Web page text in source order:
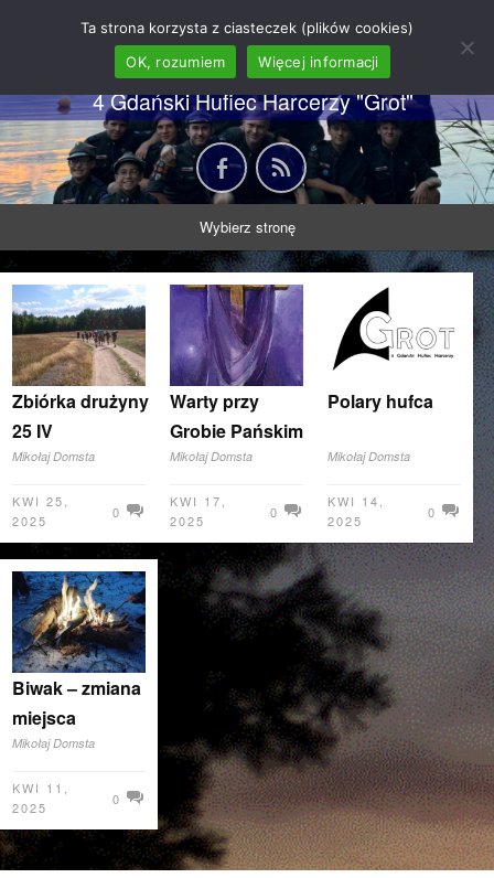
62 GDH "Orkan" im. gen.
Stanisława Sosabowskiego
4 Gdański Hufiec Harcerzy "Grot"
Wybierz stronę
Zbiórka drużyny
25 IV
Mikołaj Domsta
KWI 25,
2025
0
Warty przy
Grobie Pańskim
Mikołaj Domsta
KWI 17,
2025
0
Polary hufca
Mikołaj Domsta
KWI 14,
2025
0
Biwak – zmiana
miejsca
Mikołaj Domsta
KWI 11,
2025
0
Ta strona korzysta z ciasteczek (plików cookies)
OK, rozumiem
Więcej informacji